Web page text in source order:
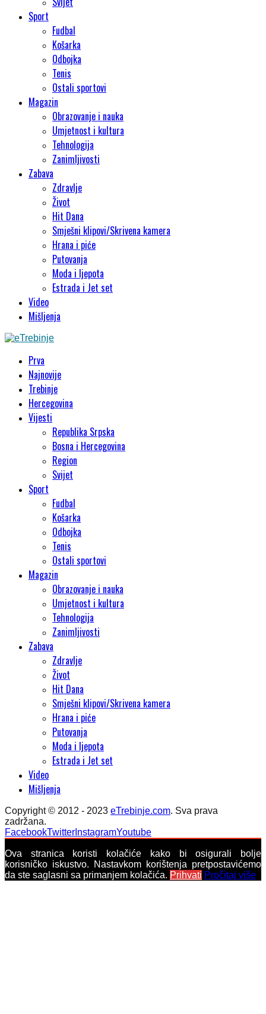
Sport
Fudbal
Košarka
Odbojka
Tenis
Ostali sportovi
Magazin
Obrazovanje i nauka
Umjetnost i kultura
Tehnologija
Zanimljivosti
Zabava
Zdravlje
Život
Hit Dana
Smješni klipovi/Skrivena kamera
Hrana i piće
Putovanja
Moda i ljepota
Estrada i Jet set
Video
Mišljenja
Prva
Najnovije
Trebinje
Hercegovina
Vijesti
Republika Srpska
Bosna i Hercegovina
Region
Svijet
Sport
Fudbal
Košarka
Odbojka
Tenis
Ostali sportovi
Magazin
Obrazovanje i nauka
Umjetnost i kultura
Tehnologija
Zanimljivosti
Zabava
Zdravlje
Život
Hit Dana
Smješni klipovi/Skrivena kamera
Hrana i piće
Putovanja
Moda i ljepota
Estrada i Jet set
Video
Mišljenja
Copyright © 2012 - 2023 eTrebinje.com. Sva prava
zadržana.
FacebookTwitter InstagramYoutube
Ova stranica koristi kolačiće kako bi osigurali bolje
korisničko iskustvo. Nastavkom korištenja pretpostavićemo
da ste saglasni sa primanjem kolačića. Prihvati Pročitaj više